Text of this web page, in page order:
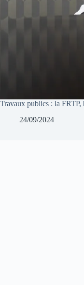
Travaux publics : la FRTP,
24/09/2024